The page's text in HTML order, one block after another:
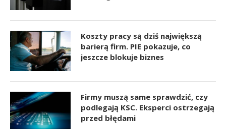
Koszty pracy są dziś największą
barierą firm. PIE pokazuje, co
jeszcze blokuje biznes
Firmy muszą same sprawdzić, czy
podlegają KSC. Eksperci ostrzegają
przed błędami